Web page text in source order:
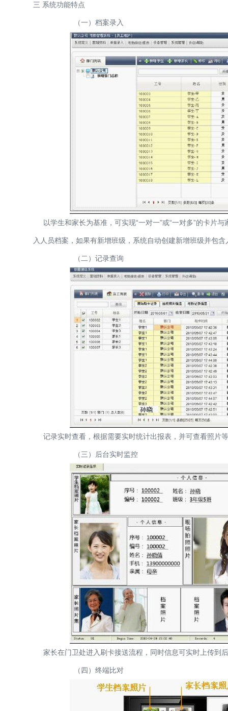
三 系统功能特点
（一）档案录入
以学生和家长为基准，可实现“一对一”或“一对多”的卡片
入人员档案，如果有新增班级，系统自动创建新增班级并包含
（二）记录查询
记录实时查看，根据需要实时统计出报表，并可查看照片
（三）后台实时监控
家长在门卫处进入刷卡接送流程，同时信息可实时上传到
（四）终端比对